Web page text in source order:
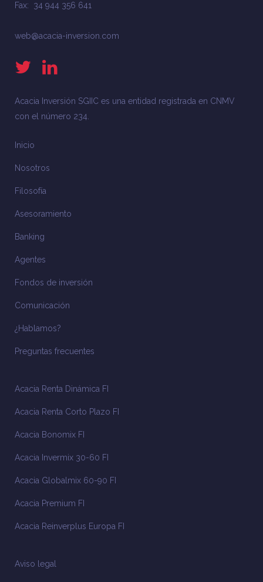
Fax: 34 944 356 641
web@acacia-inversion.com
Acacia Inversión SGIIC es una entidad registrada en CNMV
con el número 234.
Inicio
Nosotros
Filosofía
Asesoramiento
Banking
Agentes
Fondos de inversión
Comunicación
¿Hablamos?
Preguntas frecuentes
Acacia Renta Dinámica FI
Acacia Renta Corto Plazo FI
Acacia Bonomix FI
Acacia Invermix 30-60 FI
Acacia Globalmix 60-90 FI
Acacia Premium FI
Acacia Reinverplus Europa FI
Aviso legal